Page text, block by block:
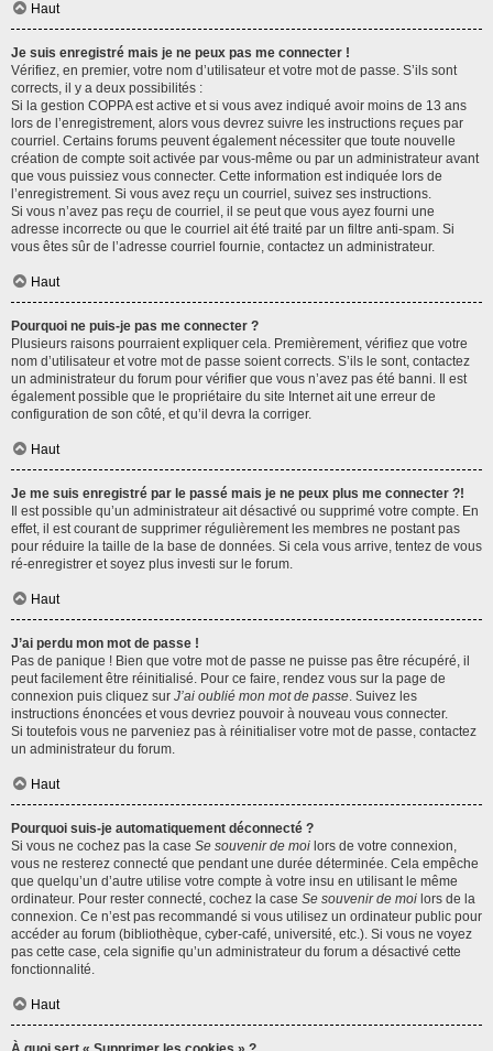
Haut
Je suis enregistré mais je ne peux pas me connecter !
Vérifiez, en premier, votre nom d’utilisateur et votre mot de passe. S’ils sont
corrects, il y a deux possibilités :
Si la gestion COPPA est active et si vous avez indiqué avoir moins de 13 ans
lors de l’enregistrement, alors vous devrez suivre les instructions reçues par
courriel. Certains forums peuvent également nécessiter que toute nouvelle
création de compte soit activée par vous-même ou par un administrateur avant
que vous puissiez vous connecter. Cette information est indiquée lors de
l’enregistrement. Si vous avez reçu un courriel, suivez ses instructions.
Si vous n’avez pas reçu de courriel, il se peut que vous ayez fourni une
adresse incorrecte ou que le courriel ait été traité par un filtre anti-spam. Si
vous êtes sûr de l’adresse courriel fournie, contactez un administrateur.
Haut
Pourquoi ne puis-je pas me connecter ?
Plusieurs raisons pourraient expliquer cela. Premièrement, vérifiez que votre
nom d’utilisateur et votre mot de passe soient corrects. S’ils le sont, contactez
un administrateur du forum pour vérifier que vous n’avez pas été banni. Il est
également possible que le propriétaire du site Internet ait une erreur de
configuration de son côté, et qu’il devra la corriger.
Haut
Je me suis enregistré par le passé mais je ne peux plus me connecter ?!
Il est possible qu’un administrateur ait désactivé ou supprimé votre compte. En
effet, il est courant de supprimer régulièrement les membres ne postant pas
pour réduire la taille de la base de données. Si cela vous arrive, tentez de vous
ré-enregistrer et soyez plus investi sur le forum.
Haut
J’ai perdu mon mot de passe !
Pas de panique ! Bien que votre mot de passe ne puisse pas être récupéré, il
peut facilement être réinitialisé. Pour ce faire, rendez vous sur la page de
connexion puis cliquez sur J’ai oublié mon mot de passe. Suivez les
instructions énoncées et vous devriez pouvoir à nouveau vous connecter.
Si toutefois vous ne parveniez pas à réinitialiser votre mot de passe, contactez
un administrateur du forum.
Haut
Pourquoi suis-je automatiquement déconnecté ?
Si vous ne cochez pas la case Se souvenir de moi lors de votre connexion,
vous ne resterez connecté que pendant une durée déterminée. Cela empêche
que quelqu’un d’autre utilise votre compte à votre insu en utilisant le même
ordinateur. Pour rester connecté, cochez la case Se souvenir de moi lors de la
connexion. Ce n’est pas recommandé si vous utilisez un ordinateur public pour
accéder au forum (bibliothèque, cyber-café, université, etc.). Si vous ne voyez
pas cette case, cela signifie qu’un administrateur du forum a désactivé cette
fonctionnalité.
Haut